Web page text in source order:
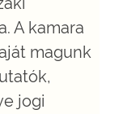
A kamara
magunk
jogi